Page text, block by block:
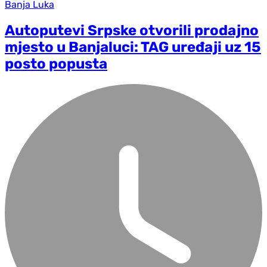
Banja Luka
Autoputevi Srpske otvorili prodajno
mjesto u Banjaluci: TAG uređaji uz 15
posto popusta